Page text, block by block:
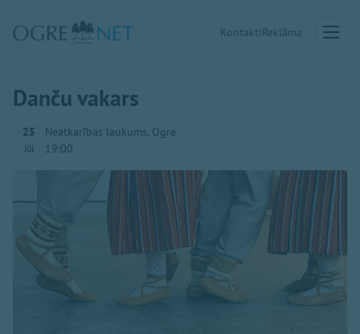
KontaktiReklāma
Danču vakars
25
Jūl
Neatkarības laukums, Ogre
19:00